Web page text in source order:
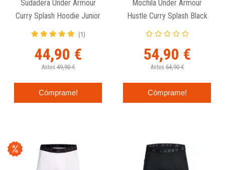
Sudadera Under Armour
Curry Splash Hoodie Junior
(1)
44,90 €
Antes 49,90 €
Cómprame!
Mochila Under Armour
Hustle Curry Splash Black
54,90 €
Antes 64,90 €
Cómprame!